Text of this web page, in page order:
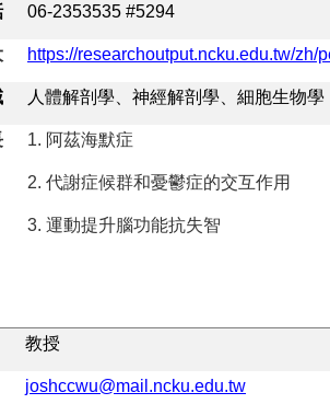
06-2353535 #5294
https://researchoutput.ncku.edu.tw/zh/
人體解剖學、神經解剖學、細胞生物學
1. 阿茲海默症
2. 代謝症候群和憂鬱症的交互作用
3. 運動提升腦功能抗失智
教授
joshccwu@mail.ncku.edu.tw